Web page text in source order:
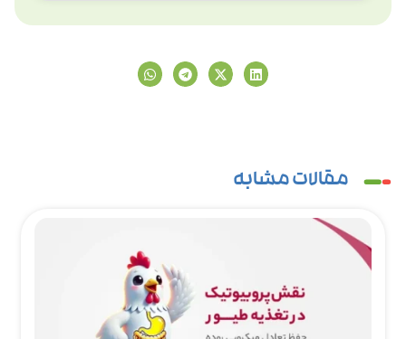
مقالات مشابه